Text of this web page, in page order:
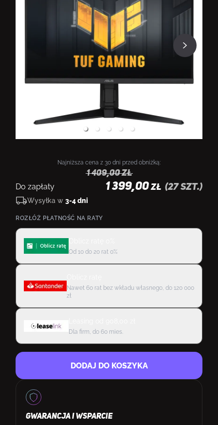
Najniższa cena z 30 dni przed obniżką:
1 409,00zł
Do zapłaty 1 399,00 ZŁ (27szt.)
Wysyłka w 3-4 dni
ROZŁÓŻ PŁATNOŚĆ NA RATY
Od 10 do 20 rat 0%
Nawet 60 rat bez wkładu własnego, do 120 000
zł
Dla firm, do 60 mies.
DODAJ DO KOSZYKA
GWARANCJA I WSPARCIE